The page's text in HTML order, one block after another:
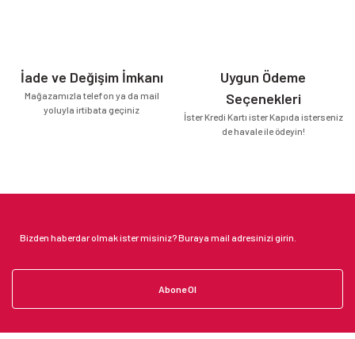
İade ve Değişim İmkanı
Mağazamızla telefon ya da mail
yoluyla irtibata geçiniz
Uygun Ödeme
Seçenekleri
İster Kredi Kartı ister Kapıda isterseniz
de havale ile ödeyin!
Abone Ol